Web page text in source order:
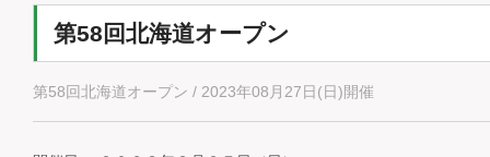
第58回北海道オープン
第58回北海道オープン / 2023年08月27日(日)開催